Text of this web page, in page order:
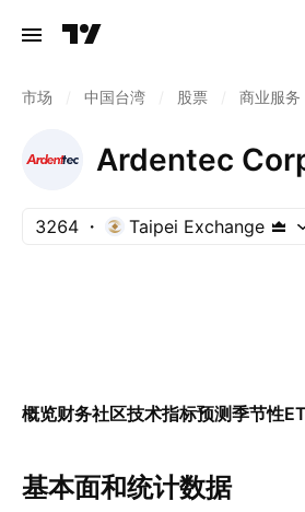
市场 中国台湾 股票 商业服务
Ardentec
3264 Taipei Exchange
概览财务社区技术指标预测季节性
基本面和统计数据